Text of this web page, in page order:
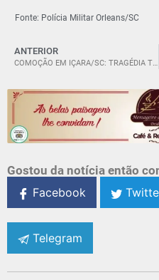
Fonte: Polícia Militar Orleans/SC
ANTERIOR
COMOÇÃO EM IÇARA/SC: TRAGÉDIA TIRA A VIDA DE RICARDINHO, UMA PESSOA QUERIDA DA COMUNIDADE.
Gostou da notícia então
Facebook
Telegram